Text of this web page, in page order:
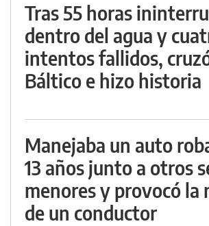
Tras 55 horas
dentro del agua y
intentos fallidos,
Báltico e hizo historia
Manejaba un auto
13 años junto a otros
menores y provocó la
de un conductor